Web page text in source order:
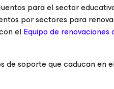
para el sector
por sectores para
elEquipo de renovaciones
de soporte que caducan en